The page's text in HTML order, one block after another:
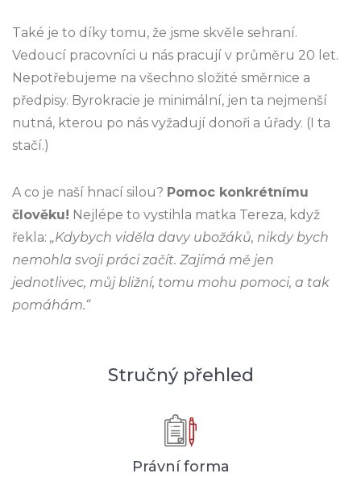
Také je to díky tomu, že jsme skvěle sehraní.
Vedoucí pracovníci u nás pracují v průměru 20 let.
Nepotřebujeme na všechno složité směrnice a
předpisy. Byrokracie je minimální, jen ta nejmenší
nutná, kterou po nás vyžadují donoři a úřady. (I ta
stačí.)
A co je naší hnací silou? Pomoc konkrétnímu
člověku! Nejlépe to vystihla matka Tereza, když
řekla: „Kdybych viděla davy ubožáků, nikdy bych
nemohla svoji práci začít. Zajímá mě jen
jednotlivec, můj bližní, tomu mohu pomoci, a tak
pomáhám.“
Stručný přehled
Právní forma